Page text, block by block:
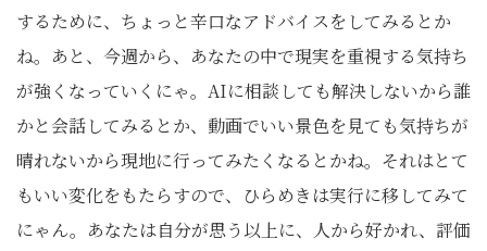
するために、ちょっと辛口なアドバイスをしてみるとか
ね。あと、今週から、あなたの中で現実を重視する気持ち
が強くなっていくにゃ。AIに相談しても解決しないから誰
かと会話してみるとか、動画でいい景色を見ても気持ちが
晴れないから現地に行ってみたくなるとかね。それはとて
もいい変化をもたらすので、ひらめきは実行に移してみて
にゃん。あなたは自分が思う以上に、人から好かれ、評価